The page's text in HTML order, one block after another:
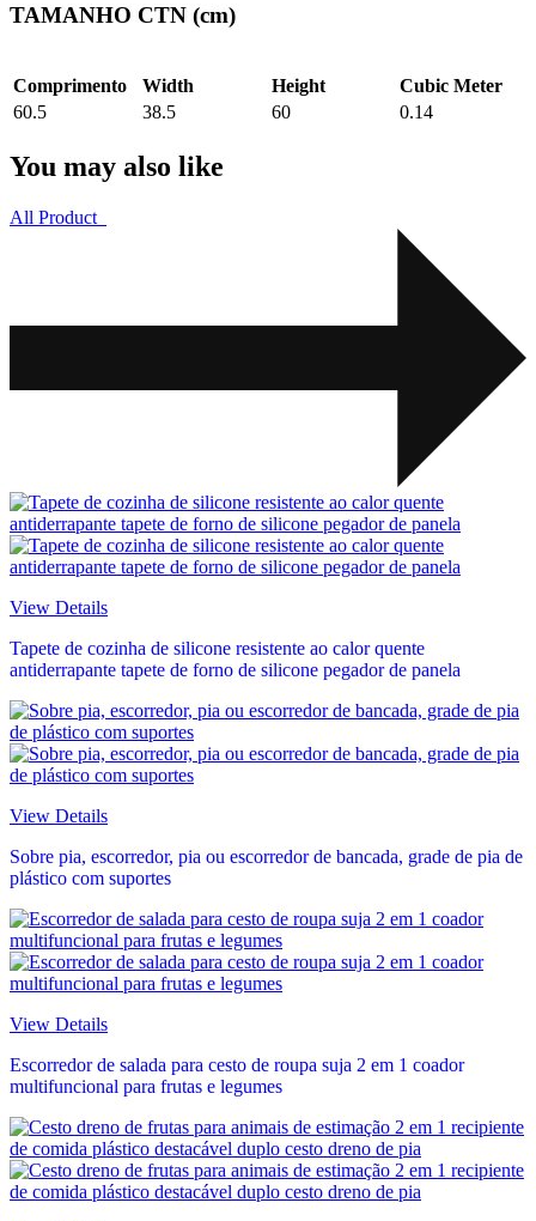
TAMANHO CTN (cm)
Comprimento Width Height
Cubic Meter
60.5
38.5 60 0.14
You may also like
All Product
View Details
Tapete de cozinha de silicone resistente ao calor quente
antiderrapante tapete de forno de silicone pegador de panela
View Details
Sobre pia, escorredor, pia ou escorredor de bancada, grade de pia de
plástico com suportes
View Details
Escorredor de salada para cesto de roupa suja 2 em 1 coador
multifuncional para frutas e legumes